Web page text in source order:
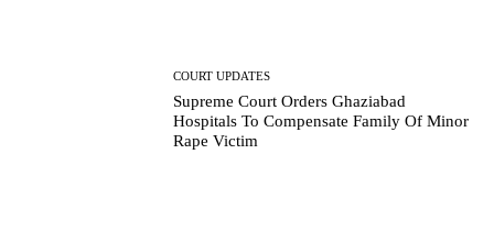
COURT UPDATES
Supreme Court Orders Ghaziabad
Hospitals To Compensate Family Of Minor
Rape Victim